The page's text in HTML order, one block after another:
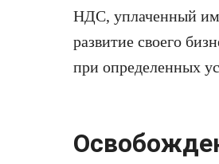
НДС, уплаченный
развитие своего
при определенных